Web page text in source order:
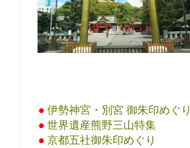
● 伊勢神宮・別宮 御朱印めぐり
● 世界遺産熊野三山特集
● 京都五社御朱印めぐり